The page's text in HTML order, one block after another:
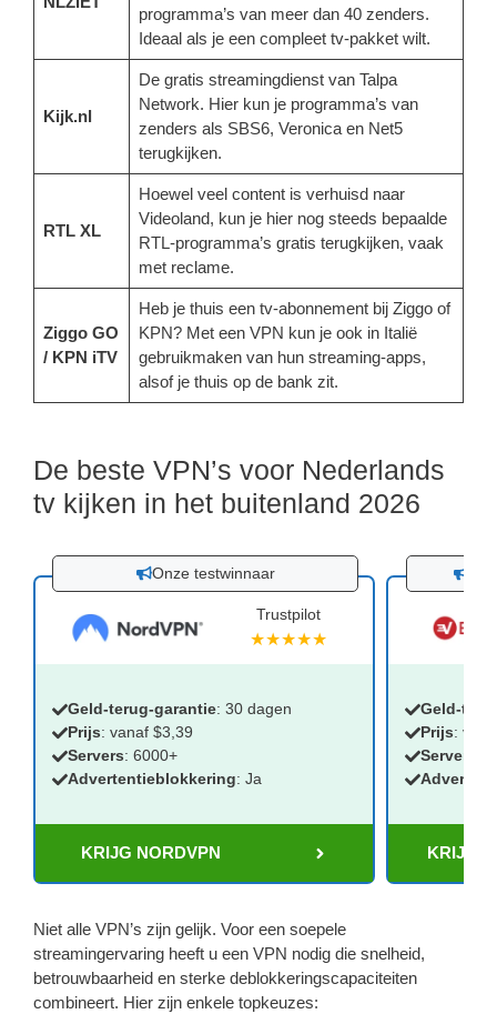
programma’s van meer dan 40 zenders.
Ideaal als je een compleet tv-pakket wilt.
Kijk.nl
De gratis streamingdienst van Talpa
Network. Hier kun je programma’s van
zenders als SBS6, Veronica en Net5
terugkijken.
RTL XL
Hoewel veel content is verhuisd naar
Videoland, kun je hier nog steeds bepaalde
RTL-programma’s gratis terugkijken, vaak
met reclame.
Ziggo GO
/ KPN iTV
Heb je thuis een tv-abonnement bij Ziggo of
KPN? Met een VPN kun je ook in Italië
gebruikmaken van hun streaming-apps,
alsof je thuis op de bank zit.
De beste VPN’s voor Nederlands
tv kijken in het buitenland 2026
Onze testwinnaar
Trustpilot
★★★★★
Geld-terug-garantie: 30 dagen
Prijs: vanaf $3,39
Servers: 6000+
Advertentieblokkering: Ja
KRIJG NORDVPN
Geld-
Prijs:
Servers
KRIJG
Niet alle VPN’s zijn gelijk. Voor een soepele
streamingervaring heeft u een VPN nodig die snelheid,
betrouwbaarheid en sterke deblokkeringscapaciteiten
combineert. Hier zijn enkele topkeuzes: